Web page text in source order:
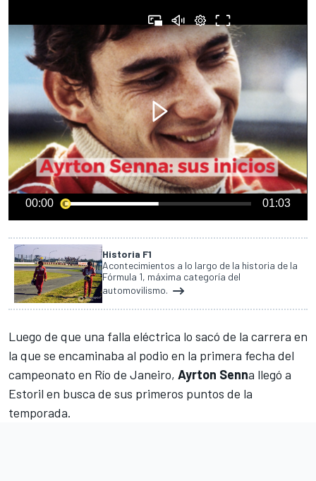
00:00 01:03
Historia F1
Acontecimientos a lo largo de la historia de la
Fórmula 1, máxima categoría del
automovilismo.
Luego de que una falla eléctrica lo sacó de la carrera en
la que se encaminaba al podio en la primera fecha del
campeonato en Río de Janeiro, Ayrton Senna llegó a
Estoril en busca de sus primeros puntos de la
temporada.